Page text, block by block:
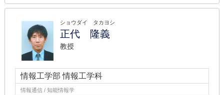
ショウダイ タカヨシ
正代 隆義
教授
情報工学部 情報工学科
情報通信 / 知能情報学